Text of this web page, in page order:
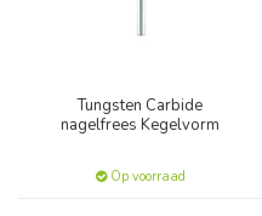
Tungsten Carbide
nagelfrees Kegelvorm
Op voorraad